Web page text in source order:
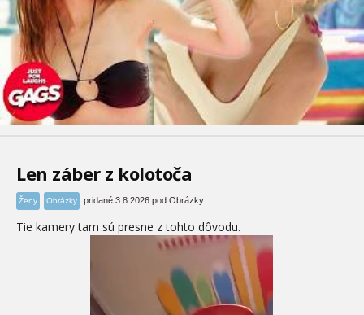
Len záber z kolotoča
Ženy Obrázky pridané 3.8.2026 pod Obrázky
Tie kamery tam sú presne z tohto dôvodu.